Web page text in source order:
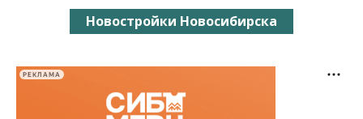
Новостройки Новосибирска
РЕКЛАМА